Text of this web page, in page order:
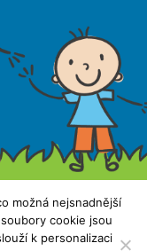
možná nejsnadnější
cookie jsou
k personalizaci